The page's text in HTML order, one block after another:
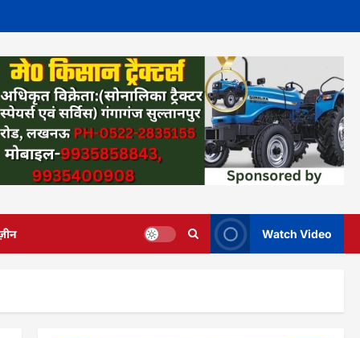
Watch Video